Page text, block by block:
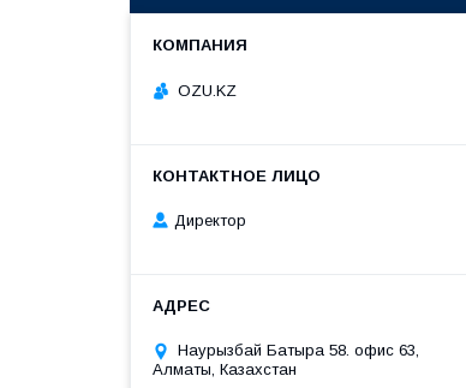
OZU.KZ
Директор
Наурызбай Батыра 58. офис 63,
Алматы, Казахстан